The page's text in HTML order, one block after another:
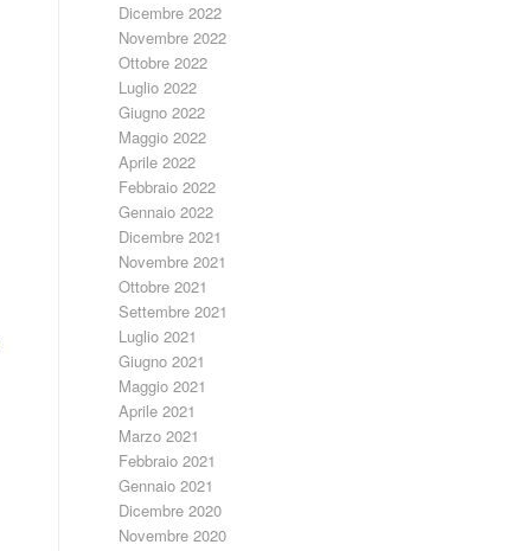
Dicembre 2022
Novembre 2022
Ottobre 2022
Luglio 2022
Giugno 2022
Maggio 2022
Aprile 2022
Febbraio 2022
Gennaio 2022
Dicembre 2021
Novembre 2021
Ottobre 2021
Settembre 2021
Luglio 2021
Giugno 2021
Maggio 2021
Aprile 2021
Marzo 2021
Febbraio 2021
Gennaio 2021
Dicembre 2020
Novembre 2020